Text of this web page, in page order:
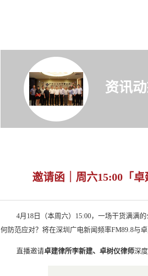
资讯
邀请函｜周六15:00「
4月18日（本周六）15:00，一场干货满满
何防范应对？将在深圳广电新闻频率FM89.8与
直播邀请卓建律所李新建、卓树仪律师深